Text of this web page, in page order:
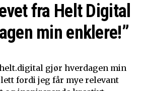
fra Helt Digital
min enklere!”
gjør hverdagen min
fordi jeg får mye relevant